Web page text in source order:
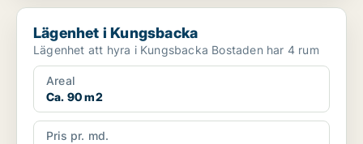
Lägenhet i Kungsbacka
Lägenhet i Kungsbacka
Lägenhet att hyra i Kungsbacka Bostaden har 4 rum
Areal
Ca. 90 m2
Pris pr. md.